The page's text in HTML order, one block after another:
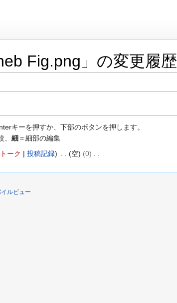
Fig.png」の変更履歴
キーを押すか、下部のボタンを押します。
細＝細部の編集
トーク 投稿記録 空
0
イルビュー